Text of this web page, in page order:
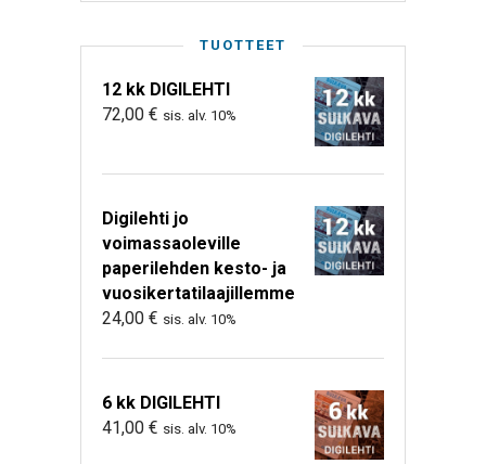
TUOTTEET
12 kk DIGILEHTI
72,00 € sis. alv. 10%
Digilehti jo
voimassaoleville
paperilehden kesto- ja
vuosikertatilaajillemme
24,00 € sis. alv. 10%
6 kk DIGILEHTI
41,00 € sis. alv. 10%